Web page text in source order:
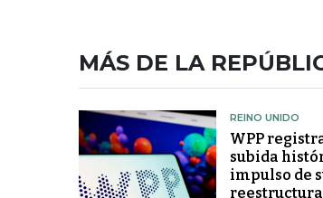
MÁS DE LA
REINO UNIDO
WPP
subida
impulso de